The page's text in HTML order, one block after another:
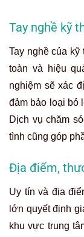
Tay nghề kỹ
Tay nghề của
toàn và hiệu
nghiệm sẽ xác
đảm bảo loại bỏ
Dịch vụ chăm
tình cũng góp
Địa điểm,
Uy tín và địa
lớn quyết định
khu vực trung